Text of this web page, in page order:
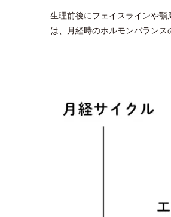
生理前後にフェイスラインや
は、月経時のホルモンバランス